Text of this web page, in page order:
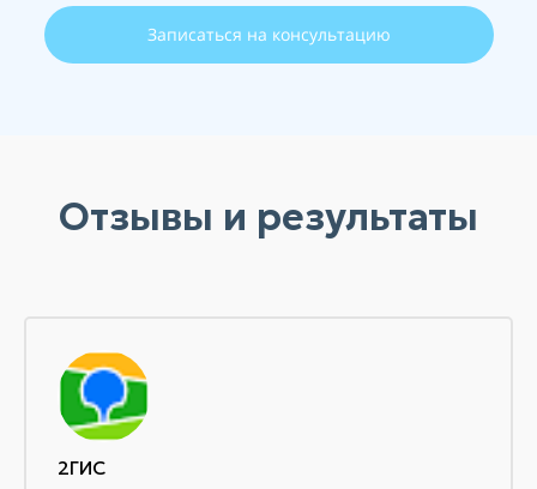
Записаться на консультацию
Отзывы и результаты
2ГИС